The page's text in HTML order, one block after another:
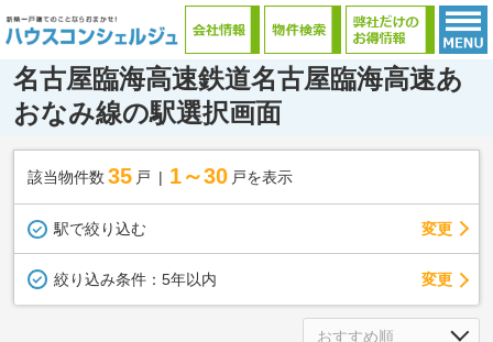
名古屋臨海高速鉄道名古屋臨海高速あ
おなみ線の駅選択画面
該当物件数 35 戸 1～30 戸を表示
駅で絞り込む 変更
絞り込み条件： 5年以内 変更